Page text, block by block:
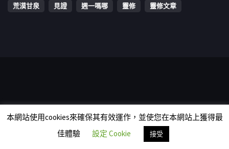
荒漠甘泉
見證 週一嗎哪 靈修 靈修文章
rights reserved.
本網站使用cookies來確保其有效運作，並使您在本網站上獲得最
佳體驗
設定 Cookie 接受